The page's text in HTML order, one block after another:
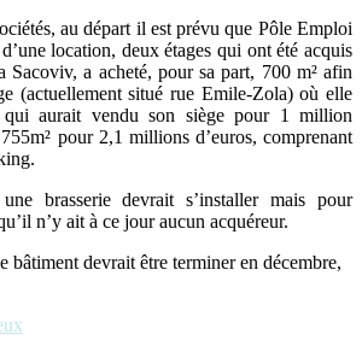
au départ il est prévu que Pôle Emploi
location, deux étages qui ont été acquis
Sacoviv, a acheté, pour sa part, 700 m²afin
(actuellement situé rue Emile-Zola) où elle
aurait vendu son siège pour 1 million
pour 2,1 millions d’euros, comprenant
brasserie devrait s’installer mais pour
n’y ait à ce jour aucun acquéreur.
bâtiment devrait être terminer en décembre,